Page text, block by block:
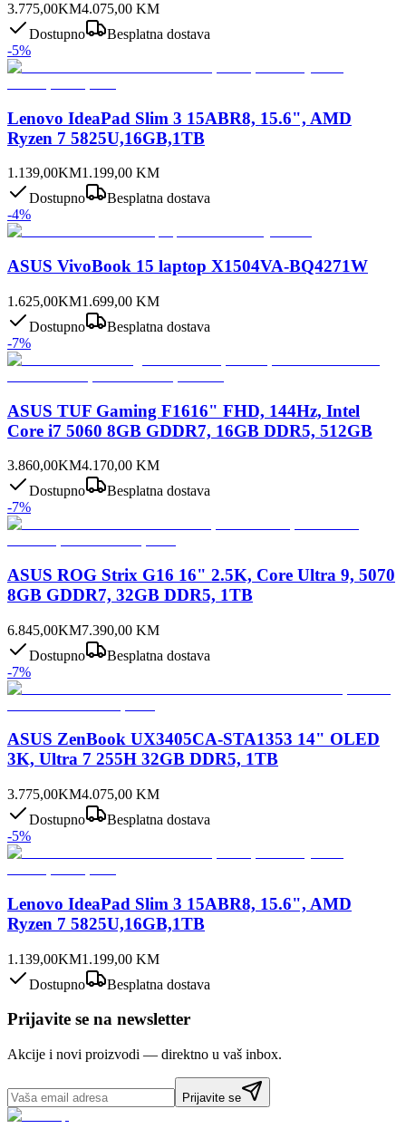
3.775,00KM4.075,00 KM
Dostupno
Besplatna dostava
-5%
Lenovo IdeaPad Slim 3 15ABR8, 15.6", AMD
Ryzen 7 5825U,16GB,1TB
1.139,00KM1.199,00 KM
Dostupno
Besplatna dostava
-4%
ASUS VivoBook 15 laptop X1504VA-BQ4271W
1.625,00KM1.699,00 KM
Dostupno
Besplatna dostava
-7%
ASUS TUF Gaming F1616" FHD, 144Hz, Intel
Core i7 5060 8GB GDDR7, 16GB DDR5, 512GB
3.860,00KM4.170,00 KM
Dostupno
Besplatna dostava
-7%
ASUS ROG Strix G16 16" 2.5K, Core Ultra 9, 5070
8GB GDDR7, 32GB DDR5, 1TB
6.845,00KM7.390,00 KM
Dostupno
Besplatna dostava
-7%
ASUS ZenBook UX3405CA-STA1353 14" OLED
3K, Ultra 7 255H 32GB DDR5, 1TB
3.775,00KM4.075,00 KM
Dostupno
Besplatna dostava
-5%
Lenovo IdeaPad Slim 3 15ABR8, 15.6", AMD
Ryzen 7 5825U,16GB,1TB
1.139,00KM1.199,00 KM
Dostupno
Besplatna dostava
Prijavite se na newsletter
Akcije i novi proizvodi — direktno u vaš inbox.
Prijavite se